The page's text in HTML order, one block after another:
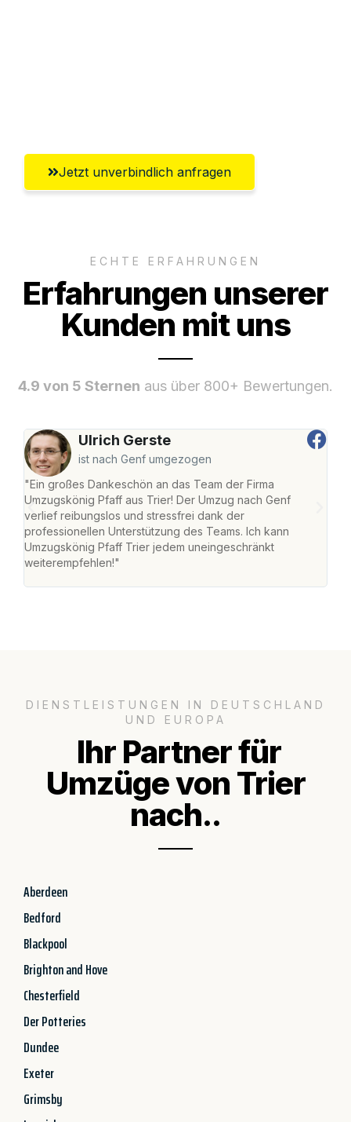
Jetzt unverbindlich anfragen
ECHTE ERFAHRUNGEN
Erfahrungen unserer
Kunden mit uns
4.9 von 5 Sternen aus über 800+ Bewertungen.
Ulrich Gerste
ist nach Genf umgezogen
"Ein großes Dankeschön an das Team der Firma
Umzugskönig Pfaff aus Trier! Der Umzug nach Genf
verlief reibungslos und stressfrei dank der
professionellen Unterstützung des Teams. Ich kann
Umzugskönig Pfaff Trier jedem uneingeschränkt
weiterempfehlen!"
DIENSTLEISTUNGEN IN DEUTSCHLAND
UND EUROPA
Ihr Partner für
Umzüge von Trier
nach..
Aberdeen
Bedford
Blackpool
Brighton and Hove
Chesterfield
Der Potteries
Dundee
Exeter
Grimsby